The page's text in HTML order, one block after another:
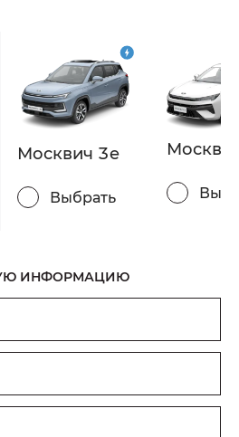
Москвич 3e
Выбрать
ИНФОРМАЦИЮ